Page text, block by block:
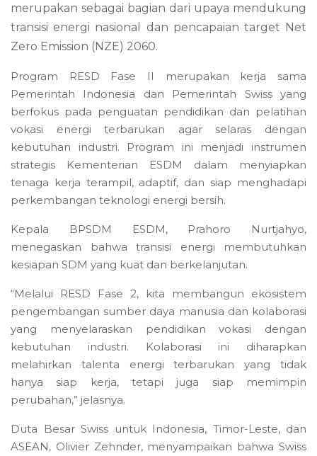
merupakan sebagai bagian dari upaya mendukung
transisi energi nasional dan pencapaian target Net
Zero Emission (NZE) 2060.
Program RESD Fase II merupakan kerja sama
Pemerintah Indonesia dan Pemerintah Swiss yang
berfokus pada penguatan pendidikan dan pelatihan
vokasi energi terbarukan agar selaras dengan
kebutuhan industri. Program ini menjadi instrumen
strategis Kementerian ESDM dalam menyiapkan
tenaga kerja terampil, adaptif, dan siap menghadapi
perkembangan teknologi energi bersih.
Kepala BPSDM ESDM, Prahoro Nurtjahyo,
menegaskan bahwa transisi energi membutuhkan
kesiapan SDM yang kuat dan berkelanjutan.
“Melalui RESD Fase 2, kita membangun ekosistem
pengembangan sumber daya manusia dan kolaborasi
yang menyelaraskan pendidikan vokasi dengan
kebutuhan industri. Kolaborasi ini diharapkan
melahirkan talenta energi terbarukan yang tidak
hanya siap kerja, tetapi juga siap memimpin
perubahan,” jelasnya.
Duta Besar Swiss untuk Indonesia, Timor-Leste, dan
ASEAN, Olivier Zehnder, menyampaikan bahwa Swiss